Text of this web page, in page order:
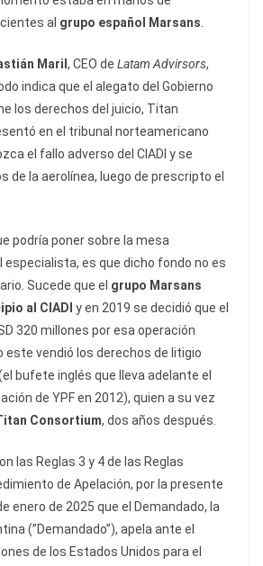
al grupo español Marsans.
Maril , CEO de Latam Advirsors,
indica que el alegato del Gobierno
los derechos del juicio, Titan
en el tribunal norteamericano
el fallo adverso del CIADI y se
de la aerolínea, luego de prescripto el
podría poner sobre la mesa
especialista, es que dicho fondo no es
Sucede que el grupo Marsans
al CIADI y en 2019 se decidió que el
320 millones por esa operación
este vendió los derechos de litigio
bufete inglés que lleva adelante el
de YPF en 2012), quien a su vez
Consortium, dos años después.
las Reglas 3 y 4 de las Reglas
de Apelación, por la presente
enero de 2025 que el Demandado, la
(”Demandado”), apela ante el
de los Estados Unidos para el